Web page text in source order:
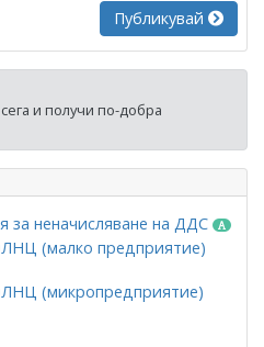
Публикувай
и получи по-добра
за неначисляване на ДДС
(малко предприятие)
(микропредприятие)